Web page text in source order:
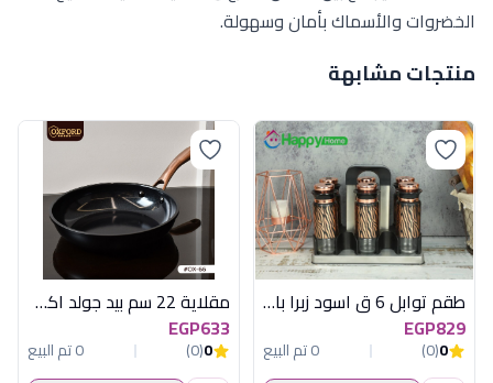
الخضروات والأسماك بأمان وسهولة.
منتجات مشابهة
طقم توابل 6 ق اسود زبرا باستاند هابى هوم
EGP829
0
(0)
0 تم البيع
مقلاية 22 سم بيد جولد اكسفورد OX66
EGP633
0
(0)
0 تم البيع